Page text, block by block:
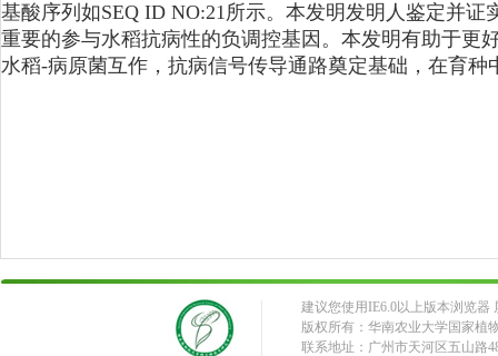
基酸序列如SEQ ID NO:21所示。本发明发明人鉴定并
重要的参与水稻抗病性的负调控基因。本发明有助于更
水稻‑病原菌互作，抗病信号传导通路奠定基础，在育种
建议您使用IE6.0以上版本浏览器
版权所有：华南农业大学国家植
联系地址：广州市天河区五山路